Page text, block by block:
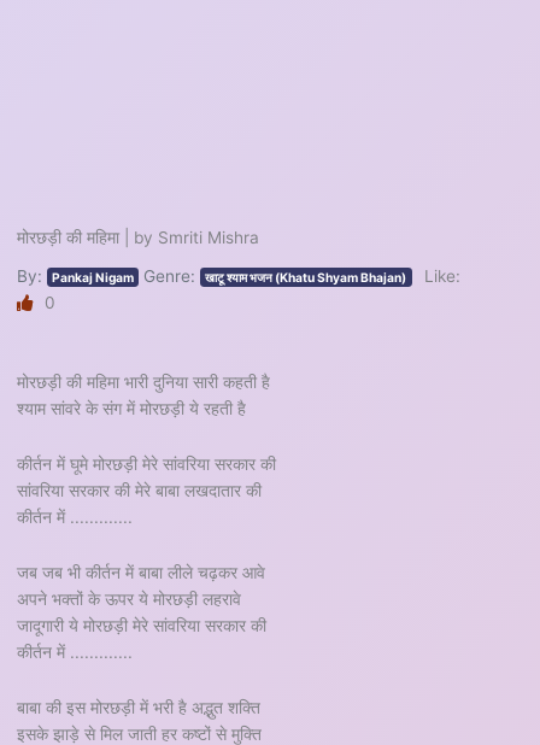
मोरछड़ी की महिमा | by Smriti Mishra
By: Pankaj Nigam Genre: खाटू श्याम भजन (Khatu Shyam Bhajan)
Like:
0
मोरछड़ी की महिमा भारी दुनिया सारी कहती है
श्याम सांवरे के संग में मोरछड़ी ये रहती है
कीर्तन में घूमे मोरछड़ी मेरे सांवरिया सरकार की
सांवरिया सरकार की मेरे बाबा लखदातार की
कीर्तन में .............
जब जब भी कीर्तन में बाबा लीले चढ़कर आवे
अपने भक्तों के ऊपर ये मोरछड़ी लहरावे
जादूगारी ये मोरछड़ी मेरे सांवरिया सरकार की
कीर्तन में .............
बाबा की इस मोरछड़ी में भरी है अद्भुत शक्ति
इसके झाड़े से मिल जाती हर कष्टों से मुक्ति